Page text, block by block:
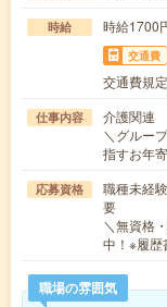
時給 時給1700
交通費
交通費規
仕事内容
介護関連
＼グルー
指すお年
応募資格
職種未経
要
＼無資格
中！※履
職場の雰囲気